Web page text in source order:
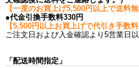
【一度のお買上げ5,500円以上で送料無
●代金引換手数料330円
【5,500円以上お買上げで代引き手数料
ご注文日および入金確認より5営業日
「配送時間指定」